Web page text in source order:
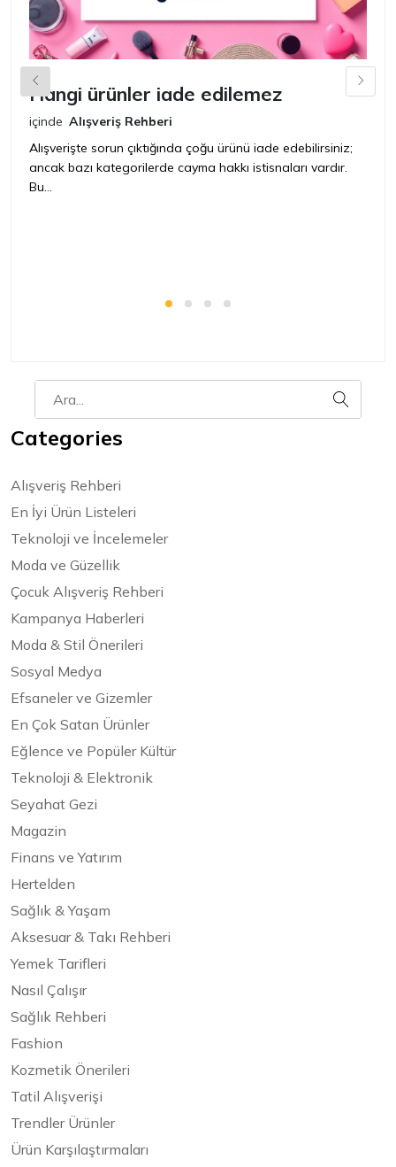
Hangi ürünler iade edilemez
içinde Alışveriş Rehberi
Alışverişte sorun çıktığında çoğu ürünü iade edebilirsiniz;
ancak bazı kategorilerde cayma hakkı istisnaları vardır.
Bu...
Categories
Alışveriş Rehberi
En İyi Ürün Listeleri
Teknoloji ve İncelemeler
Moda ve Güzellik
Çocuk Alışveriş Rehberi
Kampanya Haberleri
Moda & Stil Önerileri
Sosyal Medya
Efsaneler ve Gizemler
En Çok Satan Ürünler
Eğlence ve Popüler Kültür
Teknoloji & Elektronik
Seyahat Gezi
Magazin
Finans ve Yatırım
Hertelden
Sağlık & Yaşam
Aksesuar & Takı Rehberi
Yemek Tarifleri
Nasıl Çalışır
Sağlık Rehberi
Fashion
Kozmetik Önerileri
Tatil Alışverişi
Trendler Ürünler
Ürün Karşılaştırmaları